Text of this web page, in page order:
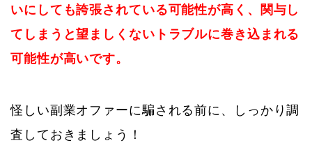
いにしても誇張されている可能性が高く、関与し
てしまうと望ましくないトラブルに巻き込まれる
可能性が高いです。
怪しい副業オファーに騙される前に、しっかり調
査しておきましょう！